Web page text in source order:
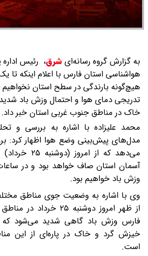
به گزارش گروه رسانه‌ایشرق، رئیس
هواشناسی استان فارس با اعلام اینکه تا
هیچ‌گونه بارندگی در سطح استان
تدریجی دمای هوا و احتمال وزش باد
خاک در مناطق جنوب غربی استان خبر داد.
محمد علیزاده با اشاره به بررسی و
مدل‌های پیش‌بینی وضع هوا اظهار کرد:
می‌دهد که از
آسمان استان صاف خواهد بود و در
وزش باد خواهیم بود.
وی با اشاره به وضعیت جوی مناطق
از ظهر امروز دوشنبه ۲۵
فارس وزش باد گاهی شدید می‌شود که
خیزش گرد و خاک در پاره‌ای از این
است.